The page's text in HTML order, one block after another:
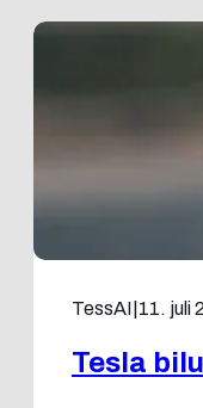
TessAI 11. juli
Tesla